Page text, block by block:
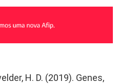
H. D. (2019). Genes,